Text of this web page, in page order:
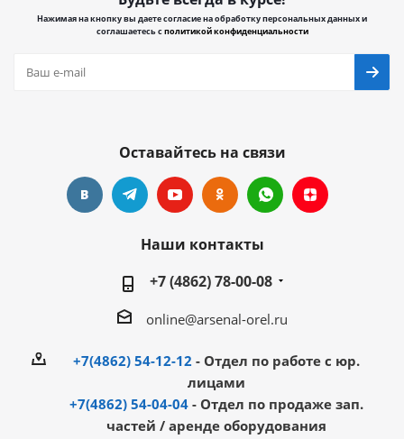
Нажимая на кнопку вы даете согласие на обработку персональных данных и
соглашаетесь сполитикой конфиденциальности
Оставайтесь на связи
Наши контакты
+7 (4862) 78-00-08
online@arsenal-orel.ru
+7(4862) 54-12-12 - Отдел по работе с юр.
лицами
+7(4862) 54-04-04 - Отдел по продаже зап.
частей / аренде оборудования